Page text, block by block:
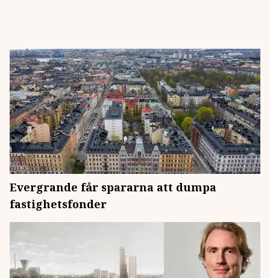
Evergrande får spararna att dumpa
fastighetsfonder